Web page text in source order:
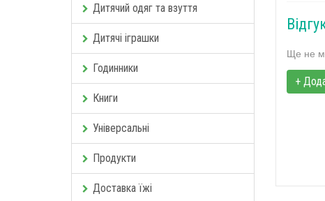
Дитячий одяг та взуття
Дитячі іграшки
Годинники
Книги
Універсальні
Продукти
Доставка їжі
Ще не
+